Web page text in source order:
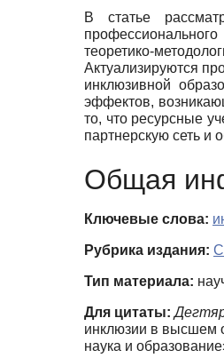
В статье
теоретико-
Актуализируются
инклюзивной
эффектов,
то, что ресурсные
партнерскую сеть и
Общая
Ключевые слова:
Рубрика издания:
Тип материала:
Для цитаты:
инклюзии в высшем
наука и